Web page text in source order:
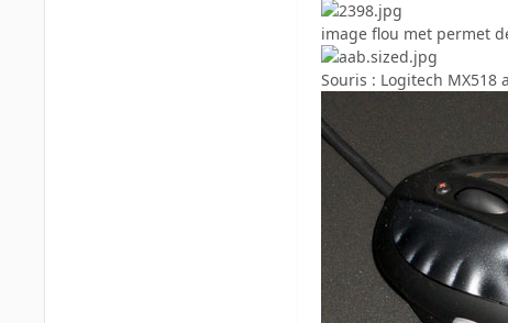
image flou met permet
Souris : Logitech MX518